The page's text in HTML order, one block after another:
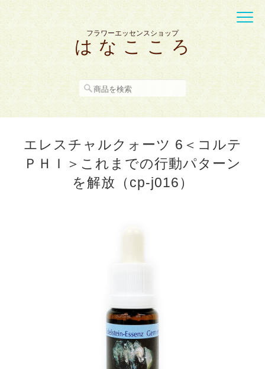
フラワーエッセンスショップ
は な こ こ ろ
エレスチャルクォーツ 6＜コルテ
ＰＨＩ＞これまでの行動パターン
を解放（cp-j016）